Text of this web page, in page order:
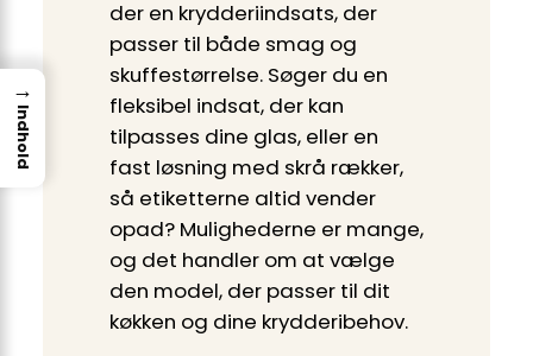
der en krydderiindsats, der
passer til både smag og
skuffestørrelse. Søger du en
fleksibel indsat, der kan
tilpasses dine glas, eller en
fast løsning med skrå rækker,
så etiketterne altid vender
opad? Mulighederne er mange,
og det handler om at vælge
den model, der passer til dit
køkken og dine krydderibehov.
→
Indhold